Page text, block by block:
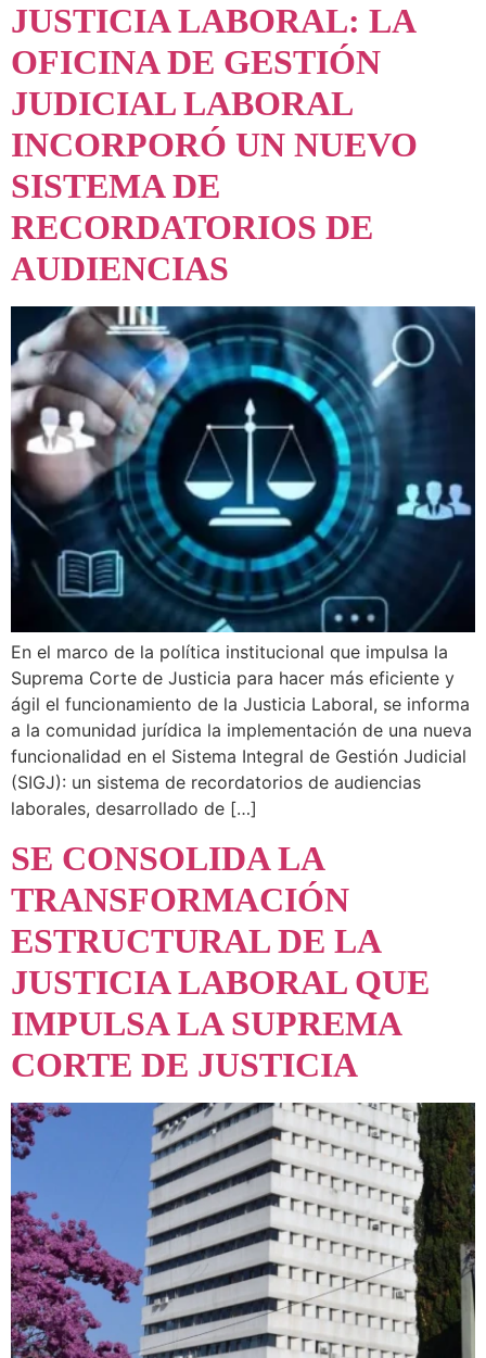
JUSTICIA LABORAL: LA
OFICINA DE GESTIÓN
JUDICIAL LABORAL
INCORPORÓ UN NUEVO
SISTEMA DE
RECORDATORIOS DE
AUDIENCIAS
En el marco de la política institucional que impulsa la
Suprema Corte de Justicia para hacer más eficiente y
ágil el funcionamiento de la Justicia Laboral, se informa
a la comunidad jurídica la implementación de una nueva
funcionalidad en el Sistema Integral de Gestión Judicial
(SIGJ): un sistema de recordatorios de audiencias
laborales, desarrollado de […]
SE CONSOLIDA LA
TRANSFORMACIÓN
ESTRUCTURAL DE LA
JUSTICIA LABORAL QUE
IMPULSA LA SUPREMA
CORTE DE JUSTICIA